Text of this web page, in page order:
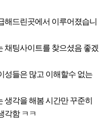
해드린곳에서 이루어졌습니
채팅사이트를 찾으셨음 좋겠
성들은 많고 이해할수 없는
생각을 해봄 시간만 꾸준히
각함 ㅋㅋ